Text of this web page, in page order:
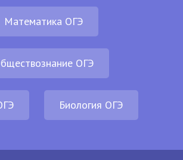
Математика ОГЭ
ОГЭ
Биология ОГЭ